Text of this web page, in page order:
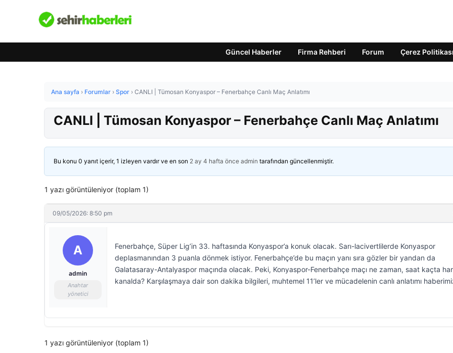
Güncel Haberler Firma Rehberi Forum Çerez Politikası
Ana sayfa › Forumlar › Spor › CANLI | Tümosan Konyaspor – Fenerbahçe Canlı Maç Anlatımı
CANLI | Tümosan Konyaspor – Fenerbahçe Canlı Maç Anlatımı
Bu konu 0 yanıt içerir, 1 izleyen vardır ve en son 2 ay 4 hafta önce admin tarafından güncellenmiştir.
1 yazı görüntüleniyor (toplam 1)
09/05/2026: 8:50 pm
A
admin
Anahtar
yönetici
Fenerbahçe, Süper Lig’in 33. haftasında Konyaspor’a konuk olacak. Sarı-lacivertlilerde Konyaspor
deplasmanından 3 puanla dönmek istiyor. Fenerbahçe’de bu maçın yanı sıra gözler bir yandan da
Galatasaray-Antalyaspor maçında olacak. Peki, Konyaspor-Fenerbahçe maçı ne zaman, saat kaçta
kanalda? Karşılaşmaya dair son dakika bilgileri, muhtemel 11’ler ve mücadelenin canlı anlatımı
1 yazı görüntüleniyor (toplam 1)